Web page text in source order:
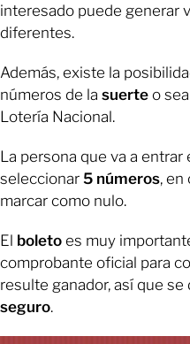
interesado puede generar
diferentes.
Además, existe la
números de la suerte o
Lotería Nacional.
La persona que va a
seleccionar 5 números, en
marcar como nulo.
El boleto es muy
comprobante oficial para
resulte ganador, así que
seguro.